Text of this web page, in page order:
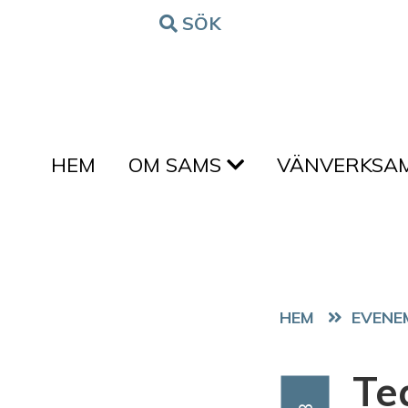
Hoppa till innehålletSÖK
HEM OM SAMS
HEM